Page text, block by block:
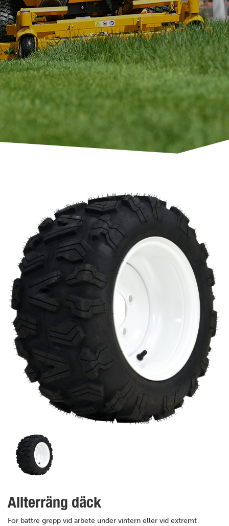
Allterräng däck
För bättre grepp vid arbete under vintern eller vid extremt